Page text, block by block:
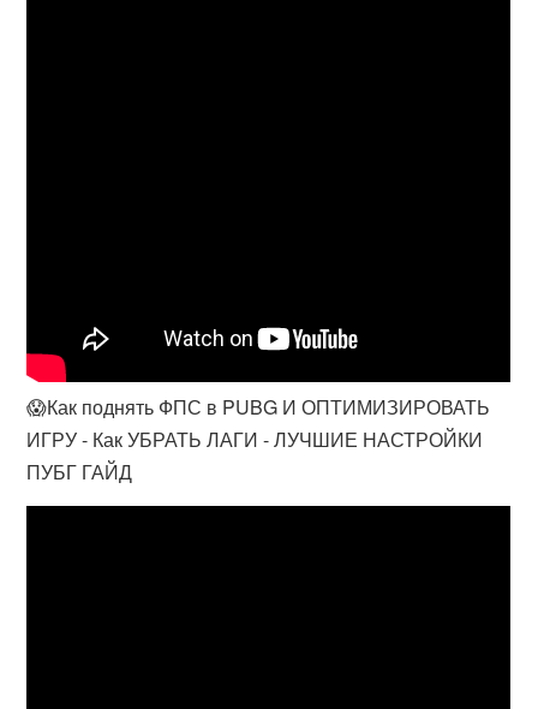
😱Как поднять ФПС в PUBG И ОПТИМИЗИРОВАТЬ
ИГРУ - Как УБРАТЬ ЛАГИ - ЛУЧШИЕ НАСТРОЙКИ
ПУБГ ГАЙД